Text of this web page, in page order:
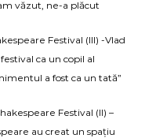
văzut, ne-a plăcut
Festival (III) -Vlad
ca un copil al
a fost ca un tată”
Festival (II) –
au creat un spațiu